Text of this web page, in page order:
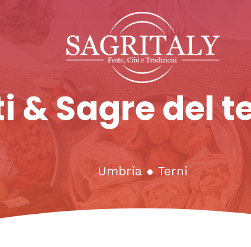
& Sagre del
Umbria ● Terni